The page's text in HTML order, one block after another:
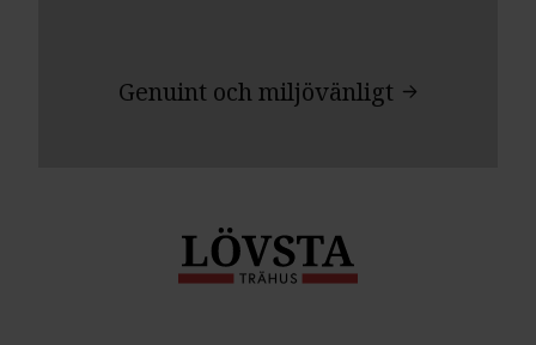
Genuint och miljövänligt